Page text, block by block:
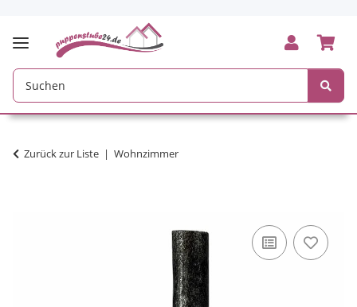
Zurück zur Liste Wohnzimmer